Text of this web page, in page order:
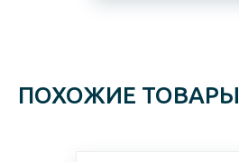
ПОХОЖИЕ ТОВАРЫ